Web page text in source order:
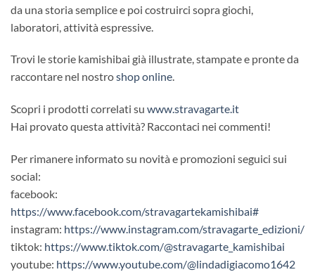
da una storia semplice e poi costruirci sopra giochi,
laboratori, attività espressive.
Trovi le storie kamishibai già illustrate, stampate e pronte da
raccontare nel nostroshop online.
Scopri i prodotti correlati su www.stravagarte.it
Hai provato questa attività? Raccontaci nei commenti!
Per rimanere informato su novità e promozioni seguici sui
social:
facebook:
https://www.facebook.com/stravagartekamishibai#
instagram: https://www.instagram.com/stravagarte_edizioni/
tiktok: https://www.tiktok.com/@stravagarte_kamishibai
youtube: https://www.youtube.com/@lindadigiacomo1642